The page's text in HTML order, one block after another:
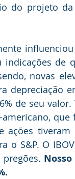
do projeto
indicações de
novas
depreciação
de seu
que
tiveram
o S&P. O